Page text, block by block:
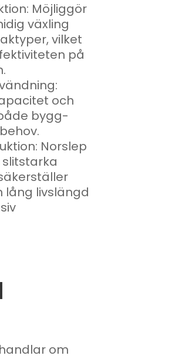
Möjliggör
växling
vilket
på
och
bygg-
Norslep
lång livslängd
om